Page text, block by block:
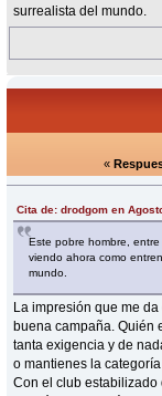
surrealista del mundo.
«
Cita de: drodgom en
Este pobre hombre,
viendo ahora como
mundo.
La impresión que me
buena campaña. Quién
tanta exigencia y de
o mantienes la
Con el club